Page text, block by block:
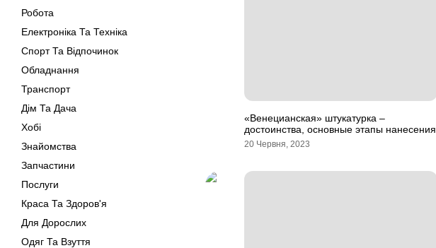
Робота
Електроніка Та Техніка
Спорт Та Відпочинок
Обладнання
Транспорт
Дім Та Дача
Хобі
Знайомства
Запчастини
Послуги
Краса Та Здоров'я
Для Дорослих
Одяг Та Взуття
«Венецианская» штукатурка –
достоинства, основные этапы нанесения
20 Червня, 2023